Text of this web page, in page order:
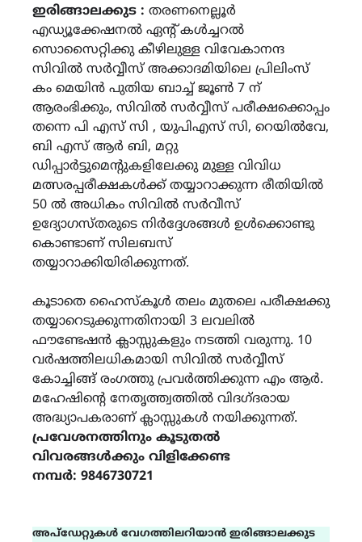
ഇരിങ്ങാലക്കുട : തരണനെല്ലൂർ
എഡ്യൂക്കേഷനൽ ഏൻ്റ് കൾച്ചറൽ
സൊസൈറ്റിക്കു കീഴിലുള്ള വിവേകാനന്ദ
സിവിൽ സർവ്വീസ് അക്കാദമിയിലെ പ്രിലിംസ്
കം മെയിൻ പുതിയ ബാച്ച് ജൂൺ 7 ന്
ആരംഭിക്കും, സിവിൽ സർവ്വീസ് പരീക്ഷക്കൊപ്പം
തന്നെ പി എസ് സി , യുപിഎസ് സി, റെയിൽവേ,
ബി എസ് ആർ ബി, മറ്റു
ഡിപ്പാർട്ടുമെൻ്റുകളിലേക്കു മുള്ള വിവിധ
മത്സരപ്പരീക്ഷകൾക്ക് തയ്യാറാക്കുന്ന രീതിയിൽ
50 ൽ അധികം സിവിൽ സർവീസ്
ഉദ്യോഗസ്തരുടെ നിർദ്ദേശങ്ങൾ ഉൾക്കൊണ്ടു
കൊണ്ടാണ് സിലബസ്
തയ്യാറാക്കിയിരിക്കുന്നത്.
കൂടാതെ ഹൈസ്കൂൾ തലം മുതലെ പരീക്ഷക്കു
തയ്യാറെടുക്കുന്നതിനായി 3 ലവലിൽ
ഫൗണ്ടേഷൻ ക്ലാസ്സുകളും നടത്തി വരുന്നു. 10
വർഷത്തിലധികമായി സിവിൽ സർവ്വീസ്
കോച്ചിങ്ങ് രംഗത്തു പ്രവർത്തിക്കുന്ന എം ആർ.
മഹേഷിൻ്റെ നേതൃത്ത്വത്തിൽ വിദഗ്ദരായ
അദ്ധ്യാപകരാണ് ക്ലാസ്സുകൾ നയിക്കുന്നത്.
പ്രവേശനത്തിനും കൂടുതൽ
വിവരങ്ങൾക്കും വിളിക്കേണ്ട
നമ്പർ: 9846730721
അപ്ഡേറ്റുകൾ വേഗത്തിലറിയാൻ ഇരിങ്ങാലക്കുട